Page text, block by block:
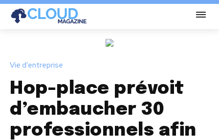
Vie d'entreprise
Hop-place prévoit
d’embaucher 30
professionnels afin